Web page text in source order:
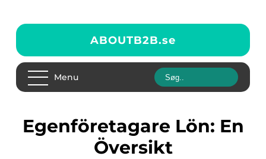
ABOUTB2B.se
Menu
Egenföretagare Lön: En
Översikt